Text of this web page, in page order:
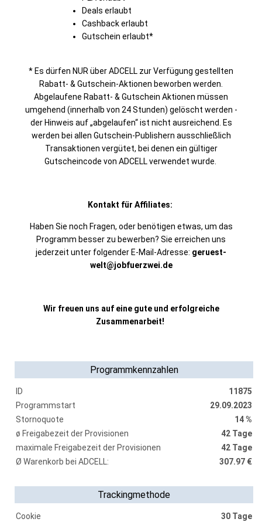
Deals erlaubt
Cashback erlaubt
Gutschein erlaubt*
* Es dürfen NUR über ADCELL zur Verfügung gestellten
Rabatt- & Gutschein-Aktionen beworben werden.
Abgelaufene Rabatt- & Gutschein Aktionen müssen
umgehend (innerhalb von 24 Stunden) gelöscht werden -
der Hinweis auf „abgelaufen“ ist nicht ausreichend. Es
werden bei allen Gutschein-Publishern ausschließlich
Transaktionen vergütet, bei denen ein gültiger
Gutscheincode von ADCELL verwendet wurde.
Kontakt für Affiliates:
Haben Sie noch Fragen, oder benötigen etwas, um das
Programm besser zu bewerben? Sie erreichen uns
jederzeit unter folgender E-Mail-Adresse: geruest-
welt@jobfuerzwei.de
Wir freuen uns auf eine gute und erfolgreiche
Zusammenarbeit!
Programmkennzahlen
ID
11875
Programmstart
29.09.2023
Stornoquote
14 %
ø Freigabezeit der Provisionen
42 Tage
maximale Freigabezeit der Provisionen
42 Tage
Ø Warenkorb bei ADCELL:
307.97 €
Trackingmethode
Cookie
30 Tage